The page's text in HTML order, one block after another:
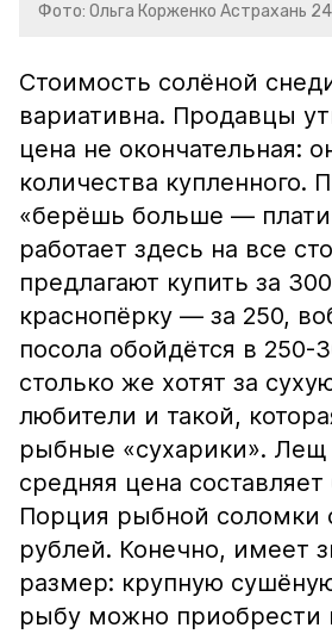
Фото: Ольга Корженко Астрахань 24
Стоимость солёной
вариативна. Продавцы
цена не окончательная:
количества купленного.
«берёшь больше —
работает здесь на все
предлагают купить за
краснопёрку — за 250,
посола обойдётся в 250-
столько же хотят за
любители и такой,
рыбные «сухарики». Лещ
средняя цена
Порция рыбной соломки
рублей. Конечно, имеет
размер: крупную
рыбу можно приобрести